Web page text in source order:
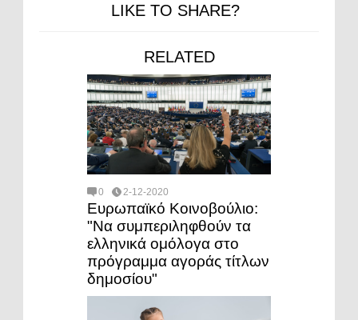
LIKE TO SHARE?
RELATED
0 2-12-2020
Ευρωπαϊκό Κοινοβούλιο:
"Να συμπεριληφθούν τα
ελληνικά ομόλογα στο
πρόγραμμα αγοράς τίτλων
δημοσίου"